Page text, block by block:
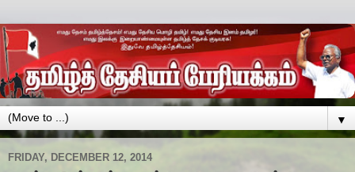
▼
FRIDAY, DECEMBER 12, 2014